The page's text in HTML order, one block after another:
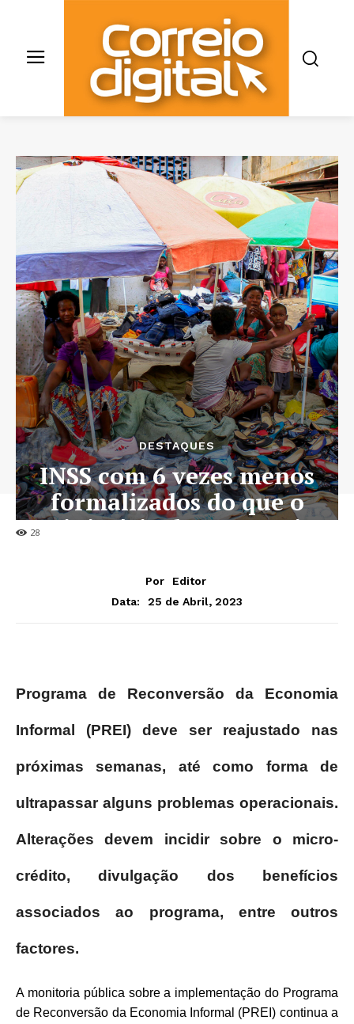
28
DESTAQUES
INSS com 6 vezes menos
formalizados do que o
Ministério da Economia
Por
Editor
Data:
25 de Abril, 2023
Programa de Reconversão da Economia
Informal (PREI) deve ser reajustado nas
próximas semanas, até como forma de
ultrapassar alguns problemas operacionais.
Alterações devem incidir sobre o micro-
crédito, divulgação dos benefícios
associados ao programa, entre outros
factores.
A monitoria pública sobre a implementação do Programa
de Reconversão da Economia Informal (PREI) continua a